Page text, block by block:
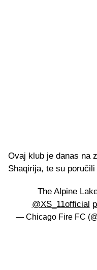
Ovaj klub je danas na
Shaqirija, te su
The A̶l̶p̶i̶n̶e
@XS_11official
— Chicago Fire FC